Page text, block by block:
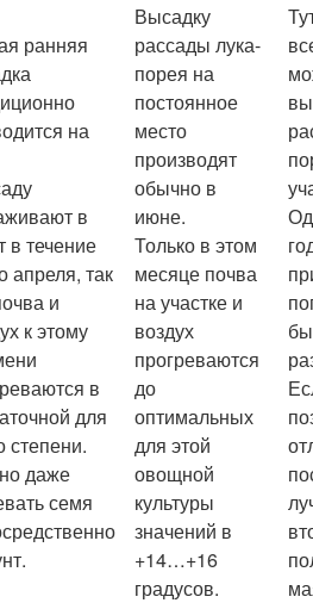
ранняя
на
в
в течение
апреля, так
и
к этому
в
для
степени.
даже
семя
Высадку
рассады лука-
порея на
постоянное
место
производят
обычно в
июне.
Только в этом
месяце почва
на участке и
воздух
прогреваются
до
оптимальных
для этой
овощной
культуры
значений в
+14…+16
градусов.